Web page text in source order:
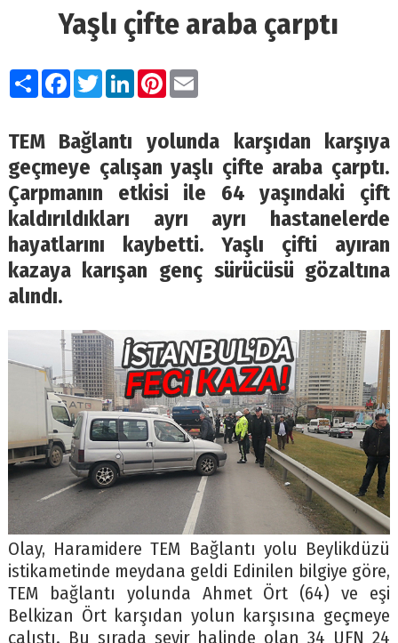
Yaşlı çifte araba çarptı
PaylaşFacebook
TwitterLinkedIn
Pinterest
Email
TEM Bağlantı yolunda karşıdan karşıya
geçmeye çalışan yaşlı çifte araba çarptı.
Çarpmanın etkisi ile 64 yaşındaki çift
kaldırıldıkları ayrı ayrı hastanelerde
hayatlarını kaybetti. Yaşlı çifti ayıran
kazaya karışan genç sürücüsü gözaltına
alındı.
Olay, Haramidere TEM Bağlantı yolu Beylikdüzü
istikametinde meydana geldi Edinilen bilgiye göre,
TEM bağlantı yolunda Ahmet Ört (64) ve eşi
Belkizan Ört karşıdan yolun karşısına geçmeye
çalıştı. Bu sırada seyir halinde olan 34 UFN 24